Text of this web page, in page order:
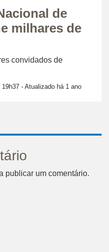
de
milhares de
convidados de
19h37 - Atualizado há 1 ano
publicar um comentário.